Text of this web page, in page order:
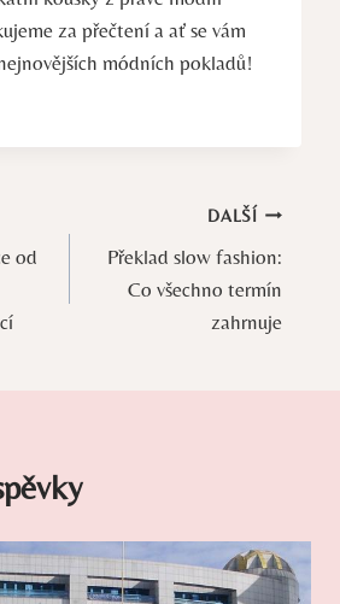
za přečtení a ať se vám
módních pokladů!
od
DALŠÍ
Překlad slow fashion:
Co všechno termín
zahrnuje